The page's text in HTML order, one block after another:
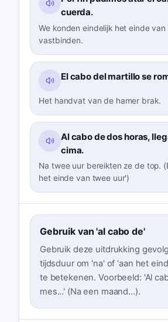
cuerda.
We konden eindelijk het einde
vastbinden.
El cabo del martillo se
Het handvat van de hamer brak.
Al cabo de dos horas,
cima.
Na twee uur bereikten ze de top.
het einde van twee uur')
Gebruik van 'al cabo de'
Gebruik deze uitdrukking
tijdsduur om 'na' of 'aan het
te betekenen. Voorbeeld: 'Al
mes...' (Na een maand...).